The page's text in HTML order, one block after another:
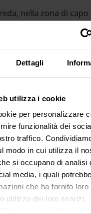
Dettagli
utilizza i cookie
per personalizzare
funzionalità dei
traffico.
modo in cui utilizza il
si occupano di analisi
media, i quali
che ha fornito loro
utilizzo dei loro servizi.
nella zona di
nella spiaggia di
cinematografica
pastorale
«sventurata è la terra
Efisio non si spaccia
piantato nella terra
il proprio diritto di
di un luogo
tutti, e in questa
da quarta
e della sua
negli anni, c’è